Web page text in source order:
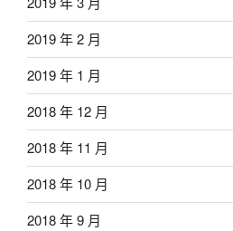
2019 年 2 月
2019 年 1 月
2018 年 12 月
2018 年 11 月
2018 年 10 月
2018 年 9 月